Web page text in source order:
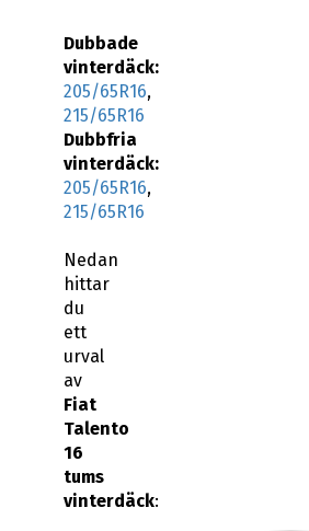
Dubbade
vinterdäck:
205/65R16,
215/65R16
Dubbfria
vinterdäck:
205/65R16,
215/65R16
Nedan
hittar
du
ett
urval
av
Fiat
Talento
16
tums
vinterdäck: